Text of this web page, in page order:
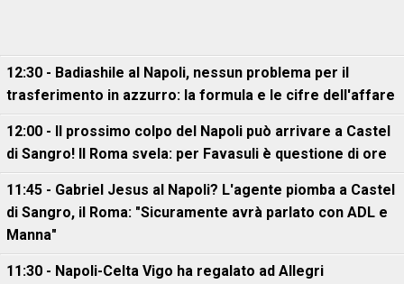
12:30 - Badiashile al Napoli, nessun problema per il
trasferimento in azzurro: la formula e le cifre dell'affare
12:00 - Il prossimo colpo del Napoli può arrivare a Castel
di Sangro! Il Roma svela: per Favasuli è questione di ore
11:45 - Gabriel Jesus al Napoli? L'agente piomba a Castel
di Sangro, il Roma: "Sicuramente avrà parlato con ADL e
Manna"
11:30 - Napoli-Celta Vigo ha regalato ad Allegri